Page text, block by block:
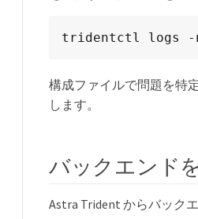
tridentctl logs -
構成ファイルで問題を特
します。
バックエンド
Astra Trident からバック